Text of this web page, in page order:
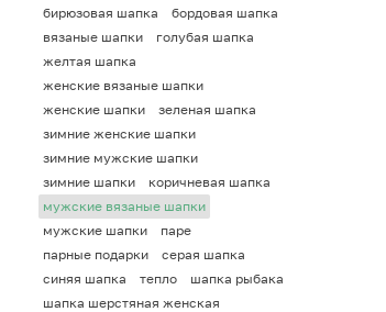
бирюзовая шапка
бордовая шапка
вязаные шапки
голубая шапка
желтая шапка
женские вязаные шапки
женские шапки
зеленая шапка
зимние женские шапки
зимние мужские шапки
зимние шапки
коричневая шапка
мужские вязаные шапки
мужские шапки
паре
парные подарки
серая шапка
синяя шапка
тепло
шапка рыбака
шапка шерстяная женская